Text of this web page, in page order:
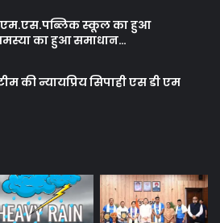
एम.एस.पब्लिक स्कूल का हुआ
का हुआ समाधान…
की न्यायप्रिय सिपाही एस डी एम